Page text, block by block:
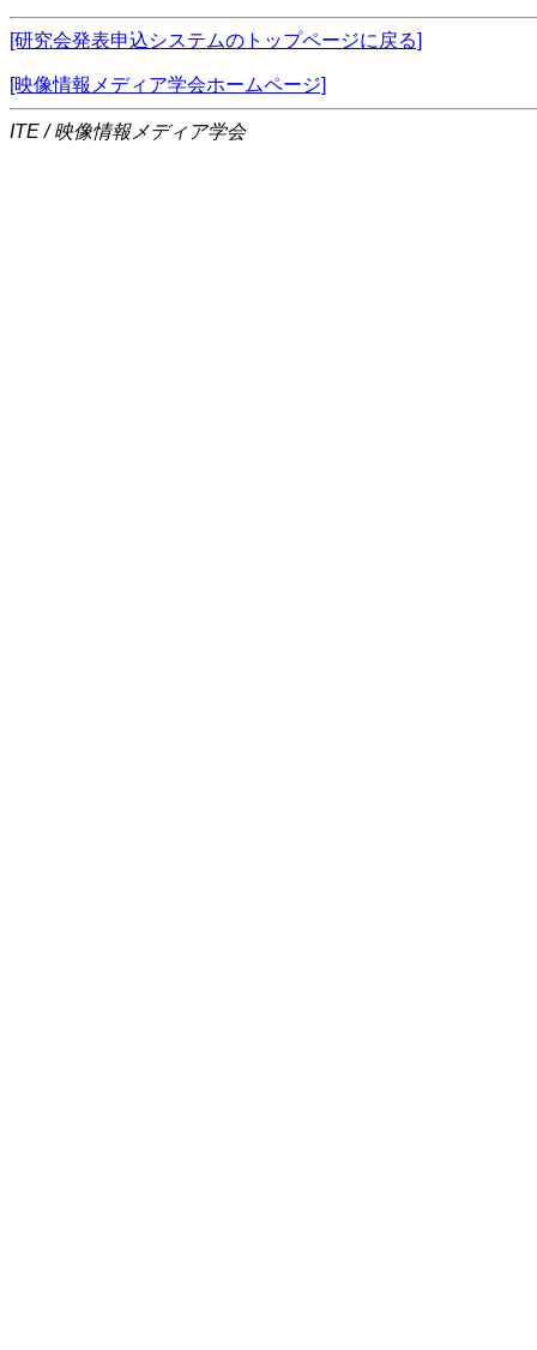
[研究会発表申込システムのトップページに戻る]
[映像情報メディア学会ホームページ]
ITE / 映像情報メディア学会